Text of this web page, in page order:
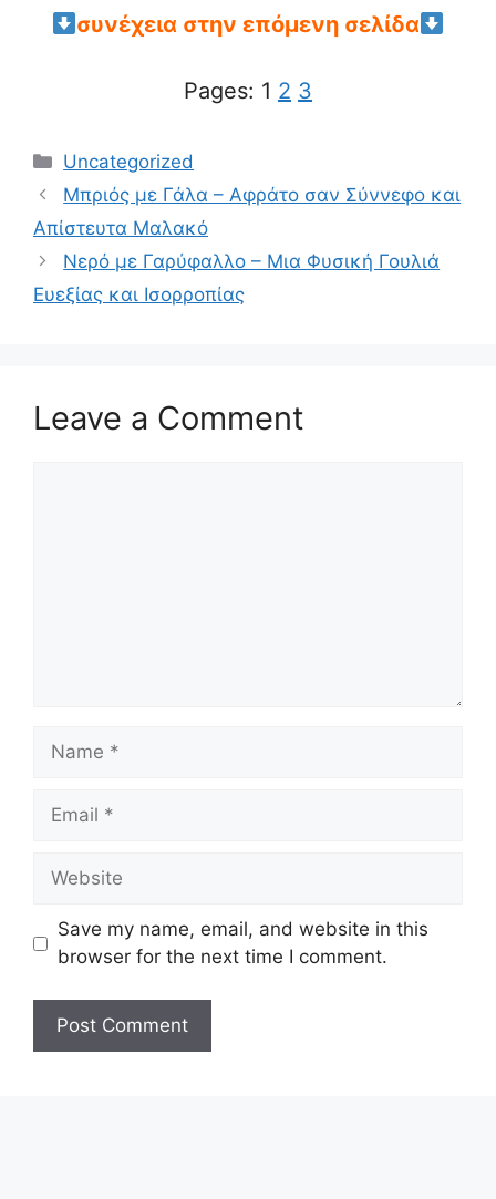
συνέχεια στην επόμενη σελίδα
Pages: 1 2 3
Categories
Uncategorized
Μπριός με Γάλα – Αφράτο σαν Σύννεφο και
Απίστευτα Μαλακό
Νερό με Γαρύφαλλο – Μια Φυσική Γουλιά
Ευεξίας και Ισορροπίας
Leave a Comment
Name
Email
Website
Save my name, email, and website in this
browser for the next time I comment.